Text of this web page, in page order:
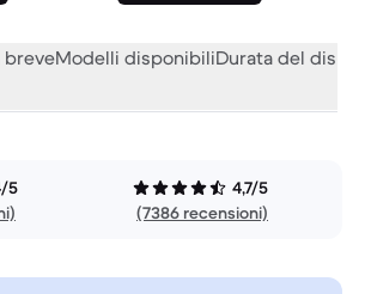
breveModelli disponibiliDurata del
5
4,7/5
(7386 recensioni)